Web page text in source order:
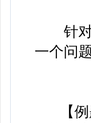
针对
一个问
【例题